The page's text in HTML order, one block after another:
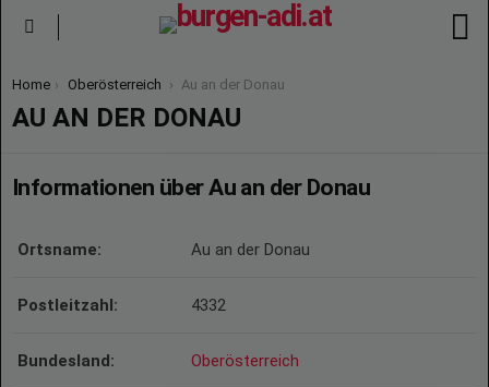
You are here:
Home Oberösterreich Au an der Donau
AU AN DER DONAU
Informationen über Au an der Donau
Ortsname: Au an der Donau
Postleitzahl: 4332
Bundesland: Oberösterreich